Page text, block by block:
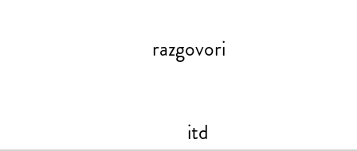
razgovori
itd